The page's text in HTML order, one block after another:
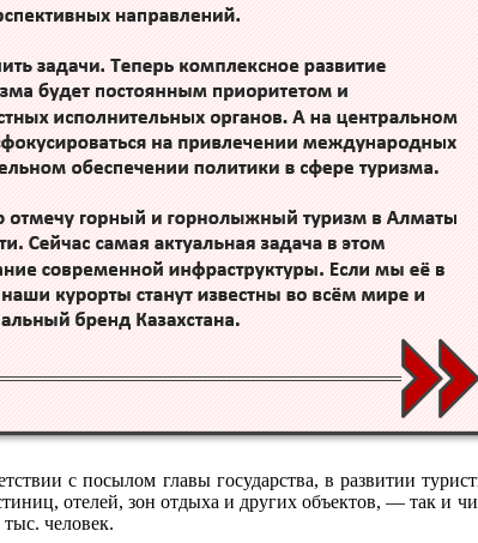
с посылом главы государства, в развитии
отелей, зон отдыха и других объектов, — так и
человек.